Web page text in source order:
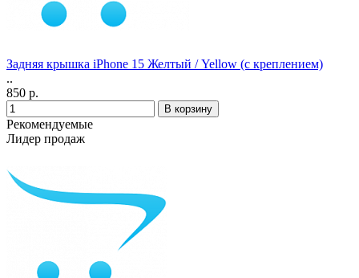
Задняя крышка iPhone 15 Желтый / Yellow (с креплением)
..
850 р.
Рекомендуемые
Лидер продаж